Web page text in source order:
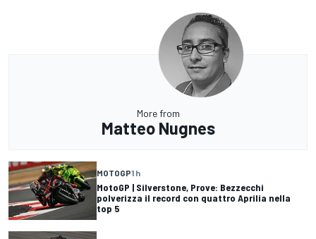
More from
Matteo Nugnes
MOTOGP1 h
MotoGP | Silverstone, Prove: Bezzecchi
polverizza il record con quattro Aprilia nella
top 5